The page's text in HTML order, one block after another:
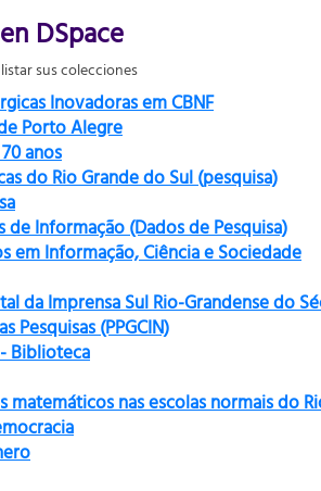
DSpace
sus colecciones
Inovadoras em CBNF
Porto Alegre
anos
do Rio Grande do Sul (pesquisa)
Informação (Dados de Pesquisa)
em Informação, Ciência e Sociedade
da Imprensa Sul Rio-Grandense do
Pesquisas (PPGCIN)
Biblioteca
matemáticos nas escolas normais do